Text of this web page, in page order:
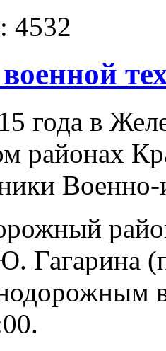
4532
года в
районах
Гагарина